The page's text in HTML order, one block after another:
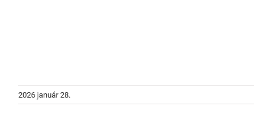
2026 január 28.